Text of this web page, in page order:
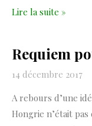
Lire la suite »
Requiem
14 décembre 2017
A rebours d’une
Hongrie n’était pas